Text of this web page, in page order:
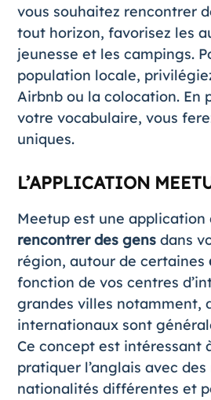
vous souhaitez rencontrer
tout horizon, favorisez les
jeunesse et les campings.
population locale,
Airbnbou la colocation. En
votre vocabulaire, vous
uniques.
L’APPLICATION
Meetupest une application
rencontrer des gensdans
région, autour de certaines
fonction de vos centres
grandes villes notamment,
internationaux sont
Ce concept est intéressant
pratiquer l’anglais avec
nationalités différentes et